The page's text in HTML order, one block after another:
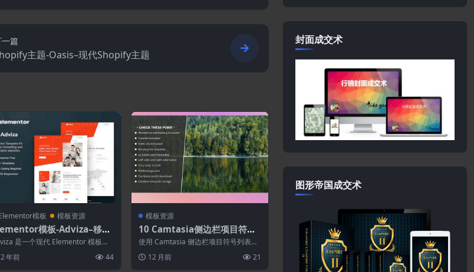
篇
主题-Oasis–现代Shopify主题
模板 模板资源
模板-Adviza–移民
证咨询Elementor模板套
是一个现代 Elementor 模板工
2 年前 44
模板资源
10 Camtasia侧边栏项目符号
列表
使用 Camtasia 侧边栏项目符号列表模
您...12 月前 21
封面成交术
图形帝国成交术